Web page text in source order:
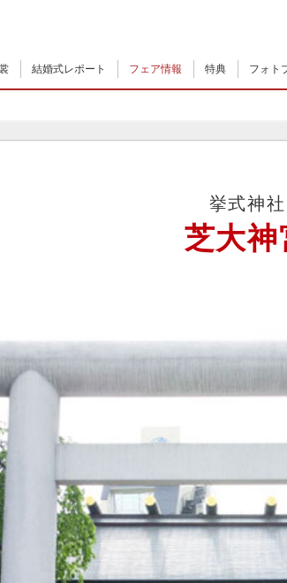
結婚式レポート フェア情報 特典 フォト
挙式神社
芝大神